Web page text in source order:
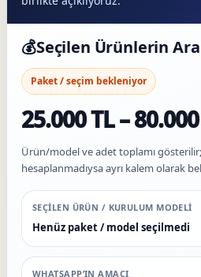
💰Seçilen Ürünlerin Ara
Paket / seçim bekleniyor
25.000 TL –
Ürün/model ve adet toplamı
hesaplanmadıysa ayrı kalem olarak
SEÇILEN ÜRÜN / KURULUM MODELI
Henüz paket / model seçilmedi
WHATSAPP’IN AMACI